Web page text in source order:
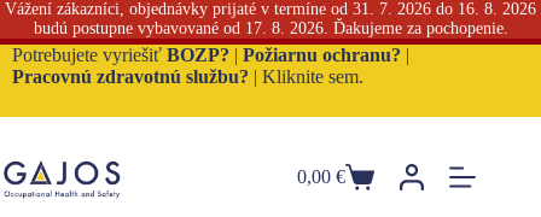
Vážení zákazníci, objednávky prijaté v termíne od 31. 7. 2026 do 16. 8. 2026
budú postupne vybavované od 17. 8. 2026. Ďakujeme za pochopenie.
Skip
to
Potrebujete vyriešiť BOZP? | Požiarnu ochranu? |
Pracovnú zdravotnú službu? | Kliknite sem.
Nákupný
0,00€